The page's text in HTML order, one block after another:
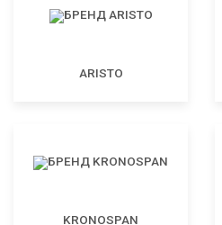
ARISTO
KRONOSPAN